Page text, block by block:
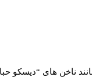
ناخن های “دیسکو